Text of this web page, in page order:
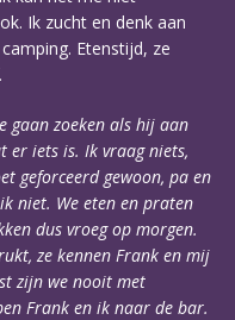
Ik zucht en denk aan
Etenstijd, ze
gaan zoeken als hij aan
er iets is. Ik vraag niets,
geforceerd gewoon, pa en
niet. We eten en praten
dus vroeg op morgen.
ze kennen Frank en mij
zijn we nooit met
Frank en ik naar de bar.